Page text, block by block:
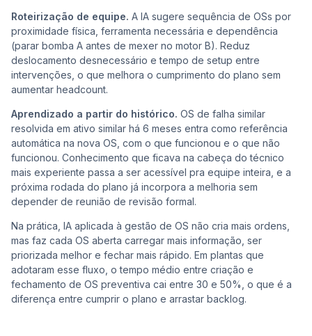
Roteirização de equipe. A IA sugere sequência de OSs por
proximidade física, ferramenta necessária e dependência
(parar bomba A antes de mexer no motor B). Reduz
deslocamento desnecessário e tempo de setup entre
intervenções, o que melhora o cumprimento do plano sem
aumentar headcount.
Aprendizado a partir do histórico. OS de falha similar
resolvida em ativo similar há 6 meses entra como referência
automática na nova OS, com o que funcionou e o que não
funcionou. Conhecimento que ficava na cabeça do técnico
mais experiente passa a ser acessível pra equipe inteira, e a
próxima rodada do plano já incorpora a melhoria sem
depender de reunião de revisão formal.
Na prática, IA aplicada à gestão de OS não cria mais ordens,
mas faz cada OS aberta carregar mais informação, ser
priorizada melhor e fechar mais rápido. Em plantas que
adotaram esse fluxo, o tempo médio entre criação e
fechamento de OS preventiva cai entre 30 e 50%, o que é a
diferença entre cumprir o plano e arrastar backlog.